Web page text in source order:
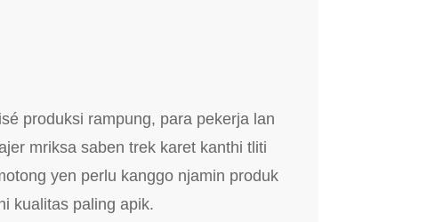
produksi rampung, para pekerja lan
mriksa saben trek karet kanthi tliti
yen perlu kanggo njamin produk
kualitas paling apik.